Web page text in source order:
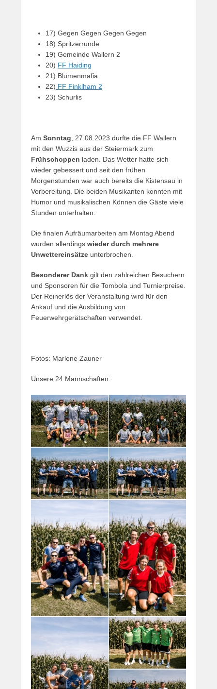
17) Gegen Gegen Gegen Gegen
18) Spritzerrunde
19) Gemeinde Wallern 2
20) FF Haiding
21) Blumenmafia
22) FF Finklham 2
23) Schurlis
Am Sonntag , 27.08.2023 durfte die FF Wallern
mit den Wuzzis aus der Steiermark zum
Frühschoppen laden. Das Wetter hatte sich
wieder gebessert und seit den frühen
Morgenstunden war auch bereits die Kistensau in
Vorbereitung. Die beiden Musikanten konnten mit
Humor und musikalischen Können die Gäste viele
Stunden unterhalten.
Die finalen Aufräumarbeiten am Montag Abend
wurden allerdings wieder durch mehrere
Unwettereinsätze unterbrochen.
Besonderer Dank gilt den zahlreichen Besuchern
und Sponsoren für die Tombola und Turnierpreise.
Der Reinerlös der Veranstaltung wird für den
Ankauf und die Ausbildung von
Feuerwehrgerätschaften verwendet.
Fotos: Marlene Zauner
Unsere 24 Mannschaften: